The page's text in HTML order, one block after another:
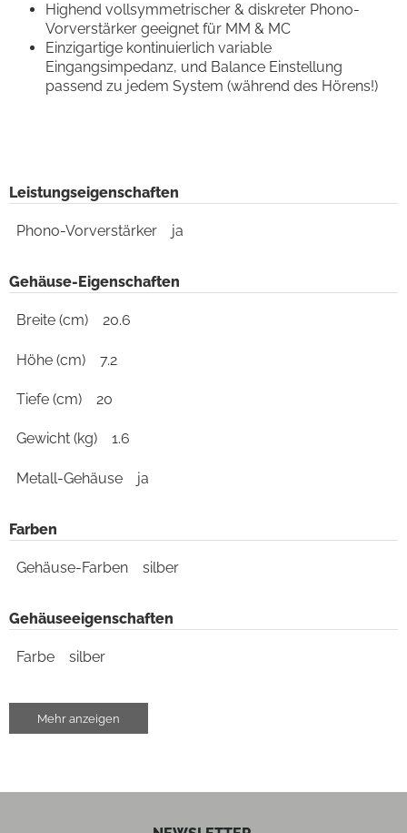
Highend vollsymmetrischer & diskreter Phono-
Vorverstärker geeignet für MM & MC
Einzigartige kontinuierlich variable
Eingangsimpedanz, und Balance Einstellung
passend zu jedem System (während des Hörens!)
Leistungseigenschaften
Phono-Vorverstärker ja
Gehäuse-Eigenschaften
Breite (cm) 20.6
Höhe (cm) 7.2
Tiefe (cm) 20
Gewicht (kg) 1.6
Metall-Gehäuse ja
Farben
Gehäuse-Farben silber
Gehäuseeigenschaften
Farbe silber
Produkttyp
analoge Audio-Anschlüsse
Mehr anzeigen